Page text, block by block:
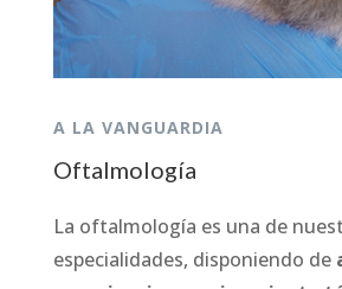
A LA VANGUARDIA
Oftalmología
La oftalmología es una de
especialidades, disponiendo de